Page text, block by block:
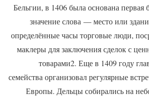
Бельгии, в 1406 была основана первая
значение слова — место или
определённые часы торговые люди,
маклеры для заключения сделок с
товарами2. Еще в 1409 году
семейства организовал регулярные
Европы. Дельцы собирались на